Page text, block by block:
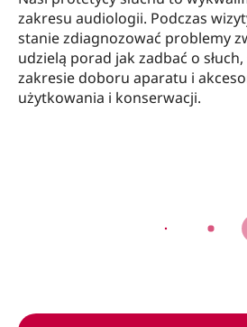
zakresu audiologii. Podczas
stanie zdiagnozować problemy
udzielą porad jak zadbać o
zakresie doboru aparatu i
użytkowania i konserwacji.